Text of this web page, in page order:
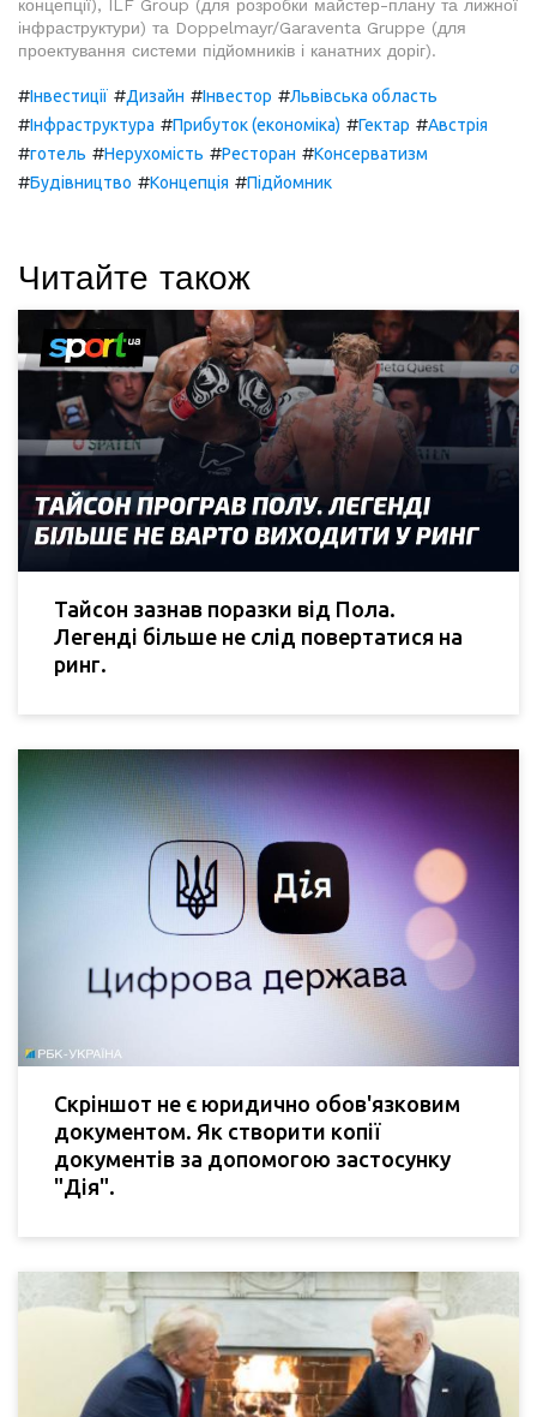
концепції), ILF Group (для розробки майстер-плану та лижної
інфраструктури) та Doppelmayr/Garaventa Gruppe (для
проектування системи підйомників і канатних доріг).
#Інвестиції #Дизайн #Інвестор #Львівська область
#Інфраструктура #Прибуток (економіка) #Гектар #Австрія
#готель #Нерухомість #Ресторан #Консерватизм
#Будівництво #Концепція #Підйомник
Читайте також
Тайсон зазнав поразки від Пола.
Легенді більше не слід повертатися на
ринг.
Скріншот не є юридично обов'язковим
документом. Як створити копії
документів за допомогою застосунку
"Дія".